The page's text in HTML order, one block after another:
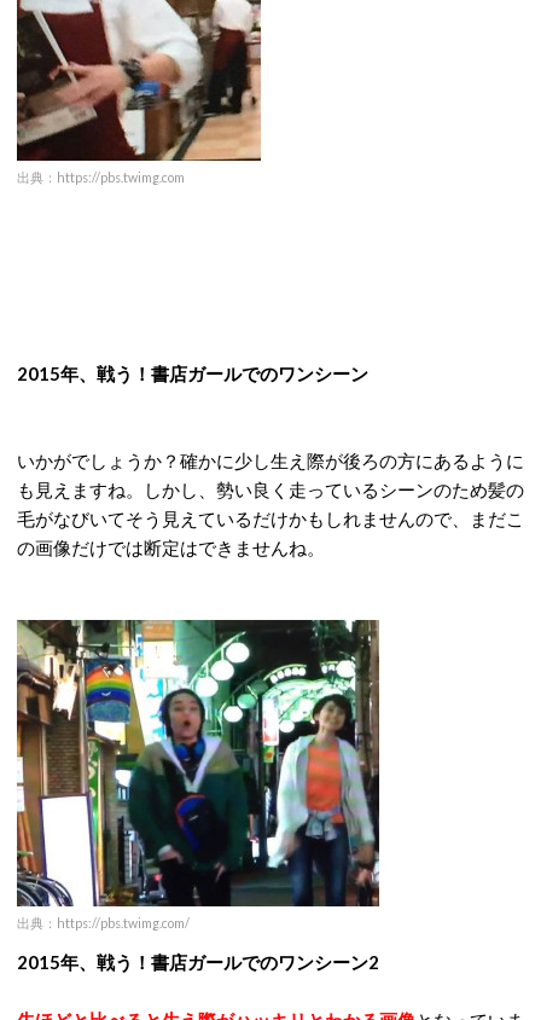
出典：https://pbs.twimg.com
2015年、戦う！書店ガールでのワンシーン
いかがでしょうか？確かに少し生え際が後ろの方にあるように
も見えますね。しかし、勢い良く走っているシーンのため髪の
毛がなびいてそう見えているだけかもしれませんので、まだこ
の画像だけでは断定はできませんね。
出典：https://pbs.twimg.com/
2015年、戦う！書店ガールでのワンシーン2